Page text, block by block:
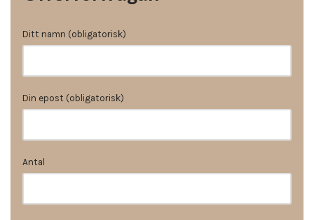
Ditt namn (obligatorisk)
Din epost (obligatorisk)
Antal